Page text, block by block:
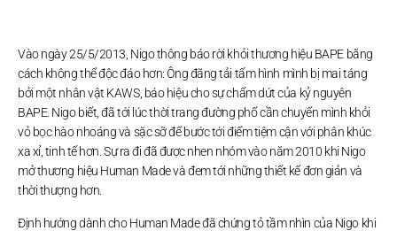
Vào ngày 25/5/2013, Nigo thông báo rời khỏi thương hiệu BAPE bằng
cách không thể độc đáo hơn: Ông đăng tải tấm hình mình bị mai táng
bởi một nhân vật KAWS, báo hiệu cho sự chấm dứt của kỷ nguyên
BAPE. Nigo biết, đã tới lúc thời trang đường phố cần chuyển mình khỏi
vỏ bọc hào nhoáng và sặc sỡ để bước tới điểm tiệm cận với phân khúc
xa xỉ, tinh tế hơn. Sự ra đi đã được nhen nhóm vào năm 2010 khi Nigo
mở thương hiệu Human Made và đem tới những thiết kế đơn giản và
thời thượng hơn.
Định hướng dành cho Human Made đã chứng tỏ tầm nhìn của Nigo khi